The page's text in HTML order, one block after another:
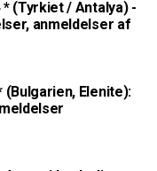
* (Tyrkiet / Antalya) -
anmeldelser af
(Bulgarien, Elenite):